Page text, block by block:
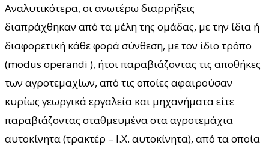
Αναλυτικότερα, οι ανωτέρω διαρρήξεις
διαπράχθηκαν από τα μέλη της ομάδας, με την ίδια ή
διαφορετική κάθε φορά σύνθεση, με τον ίδιο τρόπο
(modus operandi ), ήτοι παραβιάζοντας τις αποθήκες
των αγροτεμαχίων, από τις οποίες αφαιρούσαν
κυρίως γεωργικά εργαλεία και μηχανήματα είτε
παραβιάζοντας σταθμευμένα στα αγροτεμάχια
αυτοκίνητα (τρακτέρ – Ι.Χ. αυτοκίνητα), από τα οποία